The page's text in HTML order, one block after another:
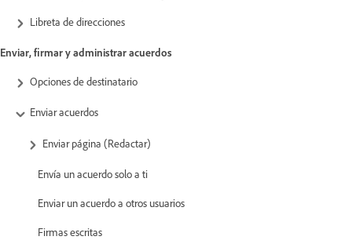
Libreta de direcciones
Enviar, firmar y administrar acuerdos
Opciones de destinatario
Enviar acuerdos
Enviar página (Redactar)
Envía un acuerdo solo a ti
Enviar un acuerdo a otros usuarios
Firmas escritas